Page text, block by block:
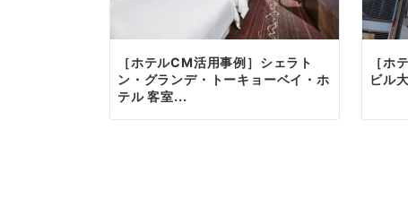
［ホテルCM活用事例］シェラト
ン・グランデ・トーキョーベイ・ホ
テル 客室...
［ホ
ビル